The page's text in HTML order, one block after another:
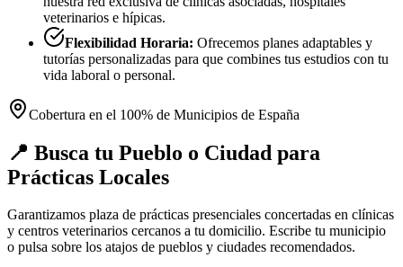
veterinarios e hípicas.
Flexibilidad Horaria: Ofrecemos planes adaptables y
tutorías personalizadas para que combines tus estudios con tu
vida laboral o personal.
Cobertura en el 100% de Municipios de España
📍 Busca tu Pueblo o Ciudad para
Prácticas Locales
Garantizamos plaza de prácticas presenciales concertadas en clínicas
y centros veterinarios cercanos a tu domicilio. Escribe tu municipio
o pulsa sobre los atajos de pueblos y ciudades recomendados.